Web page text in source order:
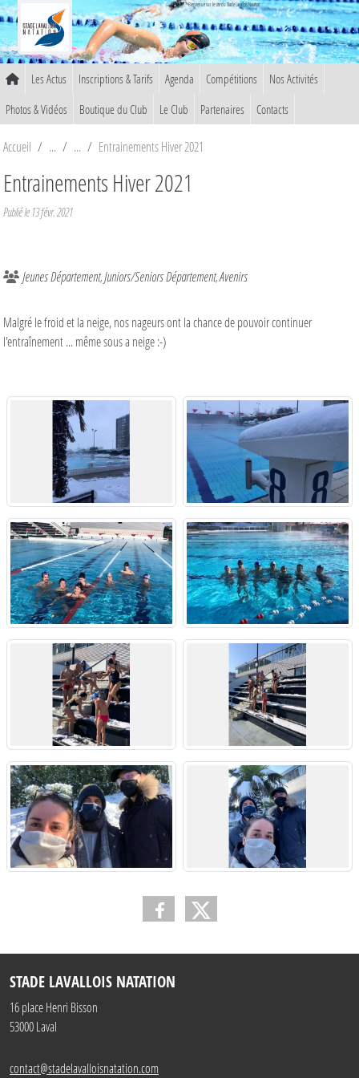
Bienvenue sur le site du Stade Lavallois Natation
Les Actus Inscriptions & Tarifs Agenda Compétitions
Nos Activités
Photos & Vidéos
Boutique du Club Le Club Partenaires Contacts
Accueil Entrainements Hiver 2021
Entrainements Hiver 2021
Publié le 13 févr. 2021
Jeunes Département Juniors/Seniors Département Avenirs
Malgré le froid et la neige, nos nageurs ont la chance de pouvoir continuer
l'entraînement ... même sous a neige :-)
STADE LAVALLOIS NATATION
16 place Henri Bisson
53000Laval
contact@stadelavalloisnatation.com
Panneau de gestion des cookies